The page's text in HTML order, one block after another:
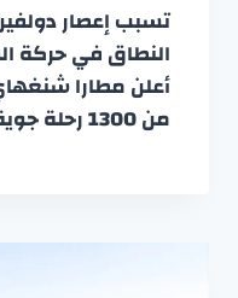
تسبب إعصار
النطاق في حركة
أعلن مطارا
من 1300 رحلة جوية، فيما قامت السلطات…